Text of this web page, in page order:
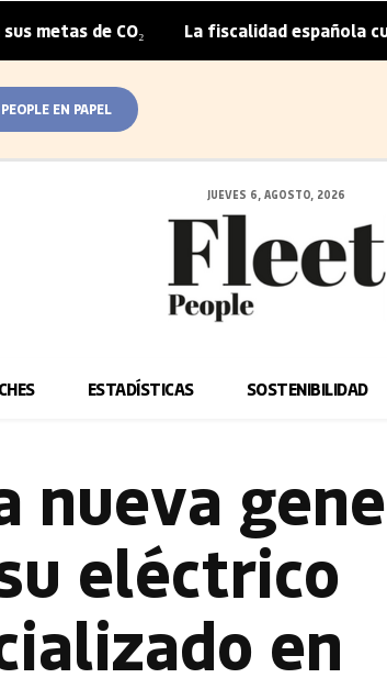
CO₂ | La fiscalidad española cubre
EN PAPEL
JUEVES 6, AGOSTO, 2026
ESTADÍSTICAS SOSTENIBILIDAD
nueva
eléctrico
en